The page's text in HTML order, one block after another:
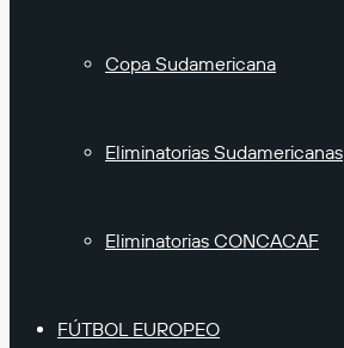
Copa Sudamericana
Eliminatorias Sudamericanas
Eliminatorias CONCACAF
FÚTBOL EUROPEO